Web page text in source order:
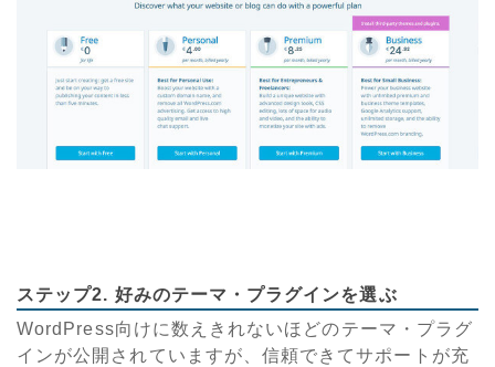
ステップ2. 好みのテーマ・プラグインを選ぶ
WordPress向けに数えきれないほどのテーマ・プラグ
インが公開されていますが、信頼できてサポートが充